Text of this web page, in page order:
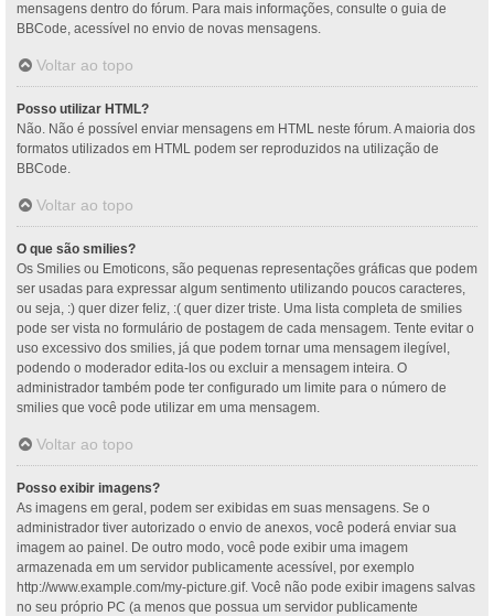
mensagens dentro do fórum. Para mais informações, consulte o guia de
BBCode, acessível no envio de novas mensagens.
Voltar ao topo
Posso utilizar HTML?
Não. Não é possível enviar mensagens em HTML neste fórum. A maioria dos
formatos utilizados em HTML podem ser reproduzidos na utilização de
BBCode.
Voltar ao topo
O que são smilies?
Os Smilies ou Emoticons, são pequenas representações gráficas que podem
ser usadas para expressar algum sentimento utilizando poucos caracteres,
ou seja, :) quer dizer feliz, :( quer dizer triste. Uma lista completa de smilies
pode ser vista no formulário de postagem de cada mensagem. Tente evitar o
uso excessivo dos smilies, já que podem tornar uma mensagem ilegível,
podendo o moderador edita-los ou excluir a mensagem inteira. O
administrador também pode ter configurado um limite para o número de
smilies que você pode utilizar em uma mensagem.
Voltar ao topo
Posso exibir imagens?
As imagens em geral, podem ser exibidas em suas mensagens. Se o
administrador tiver autorizado o envio de anexos, você poderá enviar sua
imagem ao painel. De outro modo, você pode exibir uma imagem
armazenada em um servidor publicamente acessível, por exemplo
http://www.example.com/my-picture.gif. Você não pode exibir imagens salvas
no seu próprio PC (a menos que possua um servidor publicamente